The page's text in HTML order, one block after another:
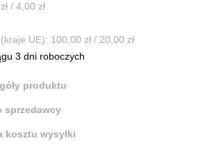
/ 4,00 zł
UE): 100,00 zł / 20,00 zł
3 dni roboczych
produktu
sprzedawcy
kosztu wysyłki